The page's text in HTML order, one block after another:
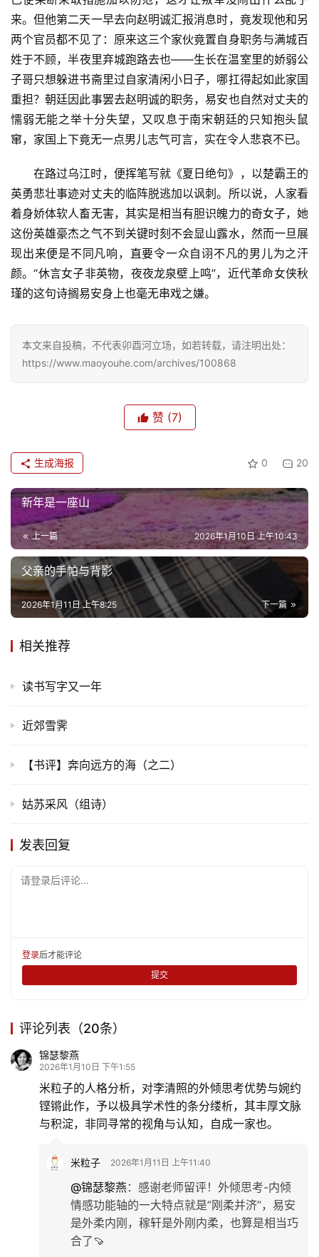
首
页
化
生
活
游
育
儿
娱
乐
专
多
登录 注册
来。但他第二天一早去向赵明诚汇报消息时，竟发现他和另
两个官员都不见了：原来这三个家伙竟置自身职务与满城百
姓于不顾，半夜里弃城跑路去也——生长在温室里的娇弱公
子哥只想躲进书斋里过自家清闲小日子，哪扛得起如此家国
重担？朝廷因此事罢去赵明诚的职务，易安也自然对丈夫的
懦弱无能之举十分失望，又叹息于南宋朝廷的只知抱头鼠
窜，家国上下竟无一点男儿志气可言，实在令人悲哀不已。
在路过乌江时，便挥笔写就《夏日绝句》，以楚霸王的
英勇悲壮事迹对丈夫的临阵脱逃加以讽刺。所以说，人家看
着身娇体软人畜无害，其实是相当有胆识魄力的奇女子，她
这份英雄豪杰之气不到关键时刻不会显山露水，然而一旦展
现出来便是不同凡响，直要令一众自诩不凡的男儿为之汗
颜。“休言女子非英物，夜夜龙泉壁上鸣”，近代革命女侠秋
瑾的这句诗搁易安身上也毫无串戏之嫌。
本文来自投稿，不代表卯酉河立场，如若转载，请注明出处：
https://www.maoyouhe.com/archives/100868
赞 (7)
0 20
生成海报
新年是一座山
上一篇 2026年1月10日 上午10:43
父亲的手帕与背影
下一篇
2026年1月11日 上午8:25
相关推荐
读书写字又一年
近郊雪霁
【书评】奔向远方的海（之二）
姑苏采风（组诗）
发表回复
请登录后评论...
登录后才能评论
提交
评论列表（20条）
锦瑟黎燕
2026年1月10日 下午1:55
米粒子的人格分析，对李清照的外倾思考优势与婉约
铿锵此作，予以极具学术性的条分缕析，其丰厚文脉
与积淀，非同寻常的视角与认知，自成一家也。
米粒子 2026年1月11日 上午11:40
@锦瑟黎燕： 感谢老师留评！外倾思考-内倾
情感功能轴的一大特点就是”刚柔并济”，易安
是外柔内刚，稼轩是外刚内柔，也算是相当巧
合了🍠